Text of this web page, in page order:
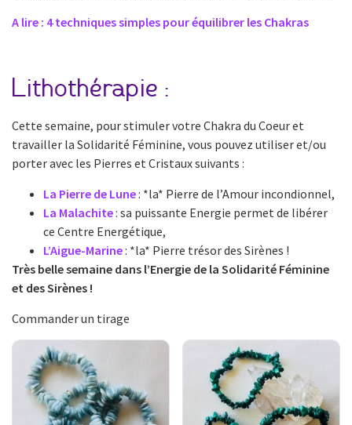
A lire : 4 techniques simples pour équilibrer les Chakras
Lithothérapie :
Cette semaine, pour stimuler votre Chakra du Coeur et
travailler la Solidarité Féminine, vous pouvez utiliser et/ou
porter avec les Pierres et Cristaux suivants :
La Pierre de Lune: *la* Pierre de l’Amour incondionnel,
La Malachite: sa puissante Energie permet de libérer
ce Centre Energétique,
L’Aigue-Marine: *la* Pierre trésor des Sirènes !
Très belle semaine dans l’Energie de la Solidarité Féminine
et des Sirènes !
Commander un tirage